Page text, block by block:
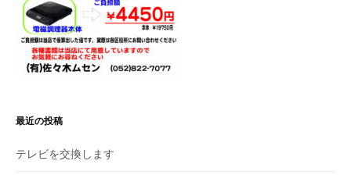
最近の投稿
テレビを交換します